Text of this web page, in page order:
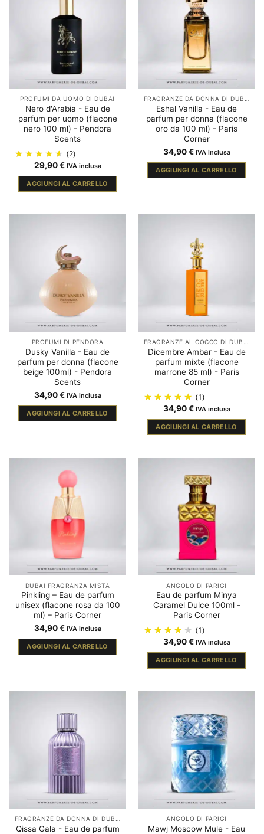
PROFUMI DA UOMO DI DUBAI
Nero d'Arabia - Eau de
parfum per uomo (flacone
nero 100 ml) - Pendora
Scents
(2)
29,90€ IVA inclusa
AGGIUNGI AL CARRELLO
Eshal Vanilla - Eau de
parfum per donna (flacone
oro da 100 ml) - Paris
Corner
34,90€ IVA inclusa
AGGIUNGI AL CARRELLO
PROFUMI DI PENDORA
Dusky Vanilla - Eau de
parfum per donna (flacone
beige 100ml) - Pendora
Scents
34,90€ IVA inclusa
AGGIUNGI AL CARRELLO
FRAGRANZE AL COCCO DI DUBAI
Dicembre Ambar - Eau de
parfum mixte (flacone
marrone 85 ml) - Paris
Corner
(1)
34,90€ IVA inclusa
AGGIUNGI AL CARRELLO
DUBAI FRAGRANZA MISTA
Pinkling – Eau de parfum
unisex (flacone rosa da 100
ml) – Paris Corner
34,90€ IVA inclusa
AGGIUNGI AL CARRELLO
ANGOLO DI PARIGI
Eau de parfum Minya
Caramel Dulce 100ml -
Paris Corner
(1)
34,90€ IVA inclusa
AGGIUNGI AL CARRELLO
Qissa Gala - Eau de parfum
ANGOLO DI PARIGI
Mawj Moscow Mule - Eau